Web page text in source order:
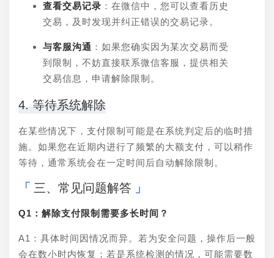
查看交易记录 ：在微信中，您可以查看历史
交易，及时发现并纠正错误的交易记录。
与客服沟通 ：如果您确实因为某次交易而受
到限制，不妨直接联系微信客服，提供相关
交易信息，申请解除限制。
4. 等待系统解除
在某些情况下，支付限制可能是在系统判定后的临时措
施。如果您在近期内进行了频繁的大额支付，可以稍作
等待，通常系统会在一定时间后自动解除限制。
三、常见问题解答
Q1：解除支付限制需要多长时间？
A1：具体时间因情况而异。若为安全问题，操作后一般
会在数小时内恢复；若是系统检测的情况，可能需要数